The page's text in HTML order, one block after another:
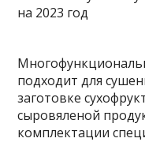
подходит для
заготовке
сыровяленой
комплектации